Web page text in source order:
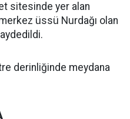
sitesinde yer alan
üssü Nurdağı olan
derinliğinde meydana